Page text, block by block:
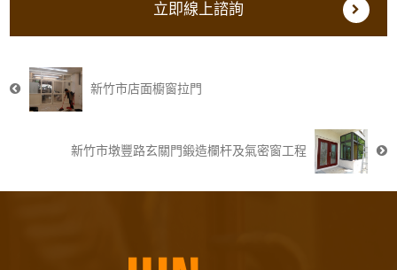
立即線上諮詢
新竹市店面櫥窗拉門
新竹市墩豐路玄關門鍛造欄杆及氣密窗工程